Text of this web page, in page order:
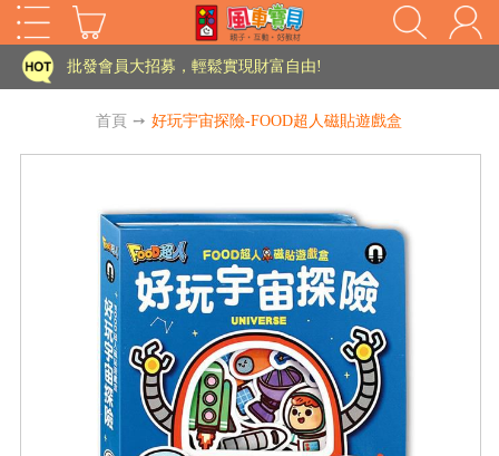
HOT
家長樂了!「風車書版集團暨FOOD超人企業總部」目前正興建中!
批發會員大招募，輕鬆實現財富自由!
老師您好!!幼教會員火熱招募中~
批發會員大招募，輕鬆實現財富自由!
老師您好!!幼教會員火熱招募中~
海外購物免煩惱！點我查看『海外購物流程說明』
首頁 ➙ 好玩宇宙探險-FOOD超人磁貼遊戲盒